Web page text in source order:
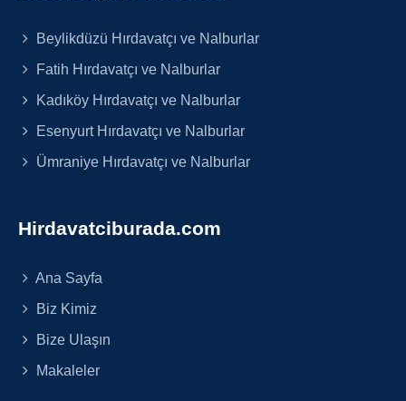
Beylikdüzü Hırdavatçı ve Nalburlar
Fatih Hırdavatçı ve Nalburlar
Kadıköy Hırdavatçı ve Nalburlar
Esenyurt Hırdavatçı ve Nalburlar
Ümraniye Hırdavatçı ve Nalburlar
Hirdavatciburada.com
Ana Sayfa
Biz Kimiz
Bize Ulaşın
Makaleler